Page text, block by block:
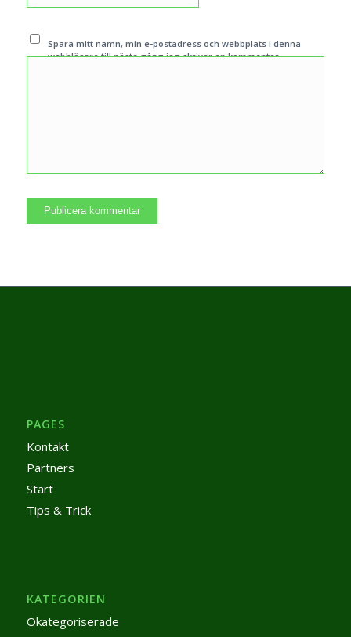
Spara mitt namn, min e-postadress och webbplats i denna
webbläsare till nästa gång jag skriver en kommentar.
PAGES
Kontakt
Partners
Start
Tips & Trick
KATEGORIEN
Okategoriserade